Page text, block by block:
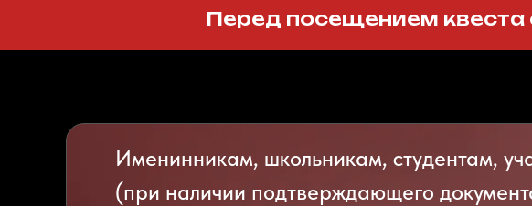
Перед посещением квеста
Именинникам, школьникам, студентам,
(при наличии подтверждающего